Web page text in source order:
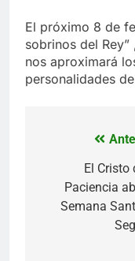
El próximo 8 de
sobrinos del
nos aproximará
personalidades
entradas
El Cristo
Paciencia
Semana